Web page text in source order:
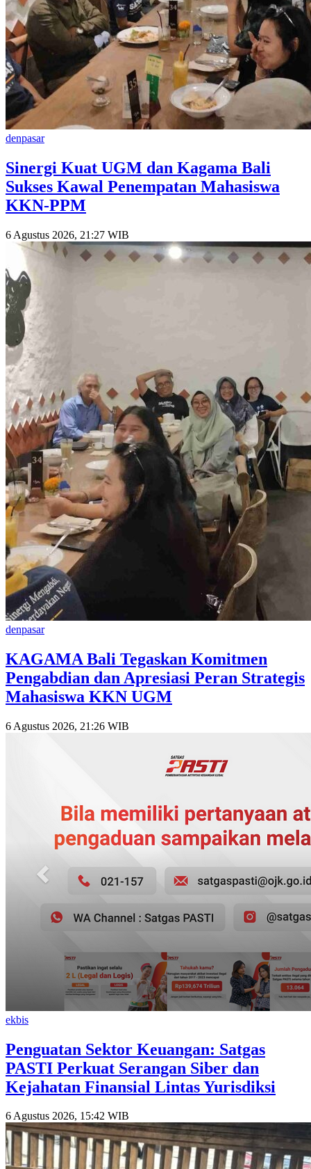
denpasar
Sinergi Kuat UGM dan Kagama Bali
Sukses Kawal Penempatan Mahasiswa
KKN-PPM
6 Agustus 2026, 21:27 WIB
denpasar
KAGAMA Bali Tegaskan Komitmen
Pengabdian dan Apresiasi Peran Strategis
Mahasiswa KKN UGM
6 Agustus 2026, 21:26 WIB
ekbis
Penguatan Sektor Keuangan: Satgas
PASTI Perkuat Serangan Siber dan
Kejahatan Finansial Lintas Yurisdiksi
6 Agustus 2026, 15:42 WIB